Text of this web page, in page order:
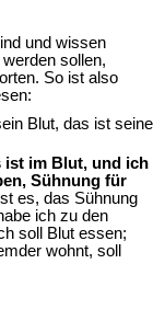
und wissen
sollen,
So ist also
Blut, das ist seine
ist im Blut, und ich
Sühnung für
es, das Sühnung
ich zu den
soll Blut essen;
wohnt, soll